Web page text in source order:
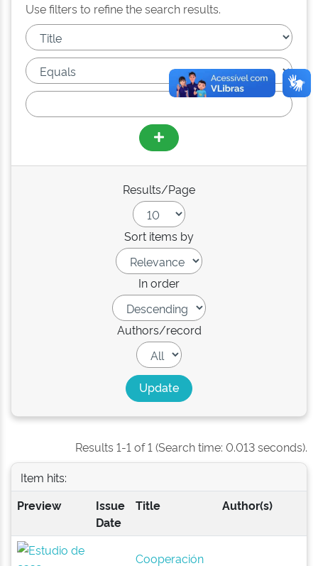
Use filters to refine the search results.
Results/Page
Sort items by
In order
Authors/record
Results 1-1 of 1 (Search time: 0.013 seconds).
Item hits:
Preview
Issue
Date
Title Author(s)
Cooperación